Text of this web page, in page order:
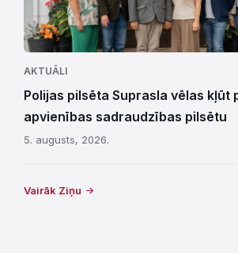
AKTUĀLI
Polijas pilsēta Suprasla vēlas kļūt
apvienības sadraudzības pilsētu
5. augusts, 2026.
Vairāk Ziņu